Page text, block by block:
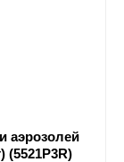
аэрозолей
(5521P3R)